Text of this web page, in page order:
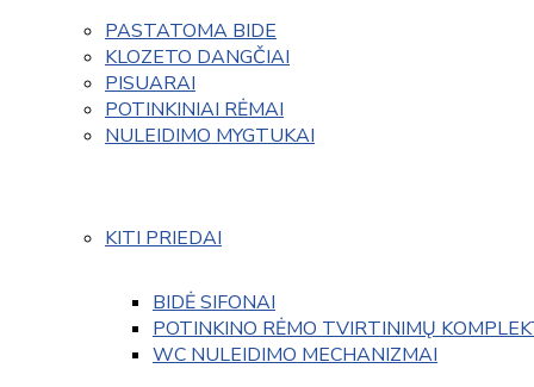
PASTATOMA BIDE
KLOZETO DANGČIAI
PISUARAI
POTINKINIAI RĖMAI
NULEIDIMO MYGTUKAI
KITI PRIEDAI
BIDĖ SIFONAI
POTINKINO RĖMO TVIRTINIMŲ
WC NULEIDIMO MECHANIZMAI